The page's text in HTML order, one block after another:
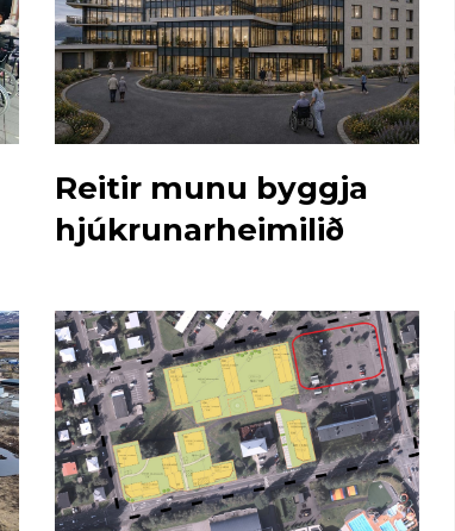
Reitir munu byggja
hjúkrunarheimilið